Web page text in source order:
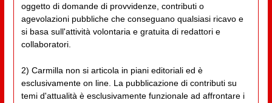
oggetto di domande di provvidenze, contributi o
agevolazioni pubbliche che conseguano qualsiasi ricavo e
si basa sull'attività volontaria e gratuita di redattori e
collaboratori.
2) Carmilla non si articola in piani editoriali ed è
esclusivamente on line. La pubblicazione di contributi su
temi d'attualità è esclusivamente funzionale ad affrontare i